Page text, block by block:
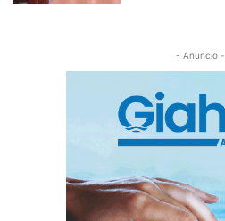
- Anuncio -